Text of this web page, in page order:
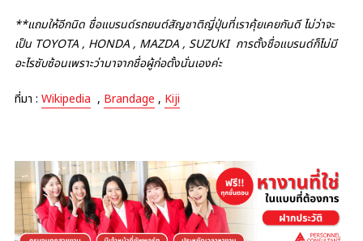
**แถมให้อีกนิด ชื่อแบรนด์รถยนต์สัญชาติญี่ปุ่นที่เราคุ้ยเคยกันดี ไม่ว่าจะ
เป็น TOYOTA , HONDA , MAZDA , SUZUKI การตั้งชื่อแบรนด์ก็ไม่มี
อะไรซับซ้อนเพราะว่ามาจากชื่อผู้ก่อตั้งนั่นเองค่ะ
ที่มา : Wikipedia , Brandage , Kiji